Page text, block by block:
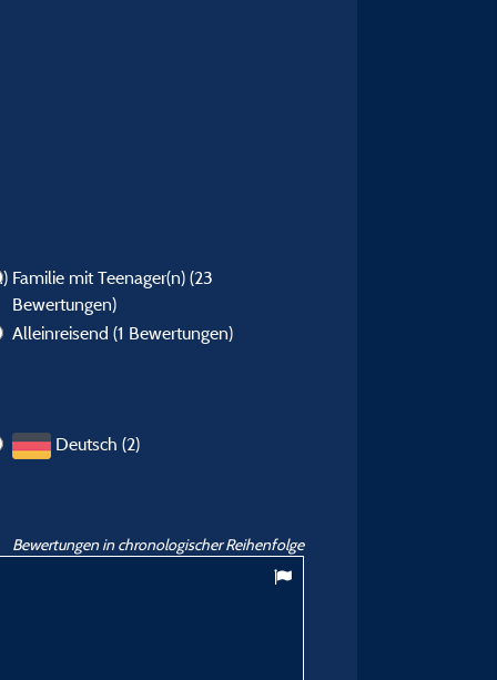
Familie mit Teenager(n) (23
Bewertungen)
Alleinreisend (1 Bewertungen)
Deutsch (2)
Bewertungen in chronologischer Reihenfolge